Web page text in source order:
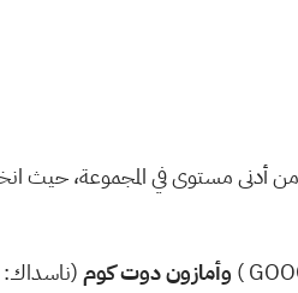
) وأمازون دوت كوم(ناسداك: